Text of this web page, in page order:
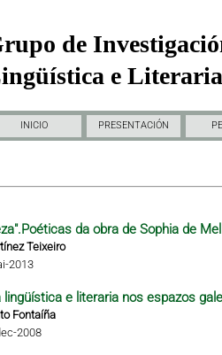
de
e
INICIO PRESENTACIÓN
da obra de Sophia de
Teixeiro
2013
e literaria nos espazos
Fontaíña
2008